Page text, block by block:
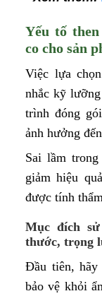
Yếu tố
co cho sản
Việc lựa
nhắc kỹ
trình đóng
ảnh hưởng
Sai lầm
giảm hiệu
được tính
Mục đích
thước, trọng
Đầu tiên, hãy
bảo vệ khỏi